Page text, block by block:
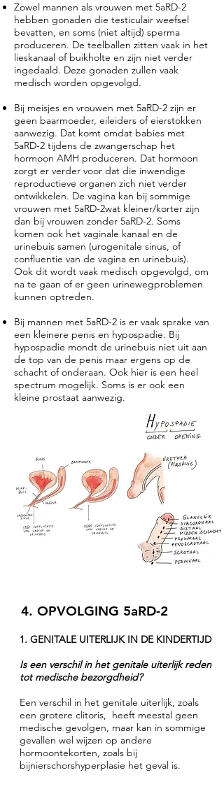
Zowel mannen als vrouwen met 5aRD-2
hebben gonaden die testiculair weefsel
bevatten, en soms (niet altijd) sperma
produceren. De teelballen zitten vaak in het
lieskanaal of buikholte en zijn niet verder
ingedaald. Deze gonaden zullen vaak
medisch worden opgevolgd.
Bij meisjes en vrouwen met 5aRD-2 zijn er
geen baarmoeder, eileiders of eierstokken
aanwezig. Dat komt omdat babies met
5aRD-2 tijdens de zwangerschap het
hormoon AMH produceren. Dat hormoon
zorgt er verder voor dat die inwendige
reproductieve organen zich niet verder
ontwikkelen. ​De vagina kan bij sommige
vrouwen met 5aRD-2wat kleiner/korter zijn
dan bij vrouwen zonder 5aRD-2. Soms
komen ook het vaginale kanaal en de
urinebuis samen (urogenitale sinus, of
confluentie van de vagina en urinebuis).
Ook dit wordt vaak medisch opgevolgd, om
na te gaan of er geen urinewegproblemen
kunnen optreden.
Bij mannen met 5aRD-2 is er vaak sprake van
een kleinere penis en hypospadie. Bij
hypospadie mondt de urinebuis niet uit aan
de top van de penis maar ergens op de
schacht of onderaan. Ook hier is een heel
spectrum mogelijk. Soms is er ook een
kleine prostaat aanwezig.
4. OPVOLGING 5aRD-2
1. GENITALE UITERLIJK IN DE KINDERTIJD
Is een verschil in het genitale uiterlijk reden
tot medische bezorgdheid?
Een verschil in het genitale uiterlijk, zoals
een grotere clitoris, heeft meestal geen
medische gevolgen, maar kan in sommige
gevallen wel wijzen op andere
hormoontekorten, zoals bij
bijnierschorshyperplasie het geval is.